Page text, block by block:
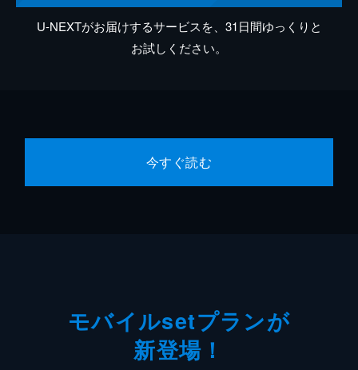
U-NEXTがお届けするサービスを、31日間ゆっくりと
お試しください。
今すぐ読む
モバイルsetプランが
新登場！